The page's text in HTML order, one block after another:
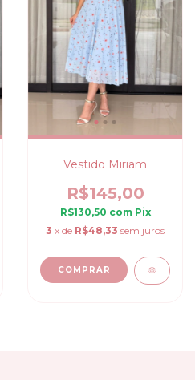
Vestido Miriam
R$145,00
R$130,50 com Pix
3 x de R$48,33 sem juros
COMPRAR